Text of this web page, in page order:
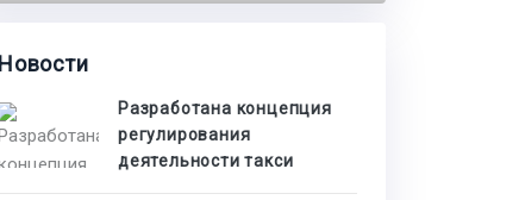
Новости
Разработана концепция
регулирования
деятельности такси